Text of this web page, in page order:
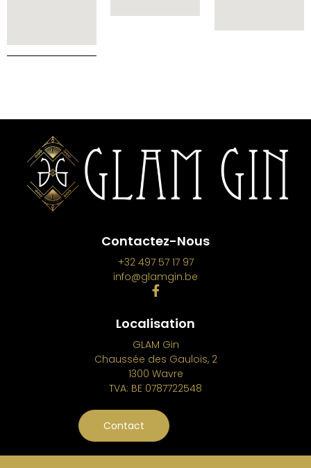
Contactez-Nous
+32 497 57 17 97
info@glamgin.be
Localisation
GLAM Gin
Chaussée des Gaulois, 2
1300 Wavre
TVA: BE 0787722548
Contact